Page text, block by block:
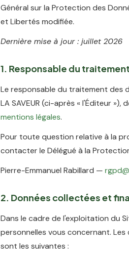
Général sur la Protection des
et Libertés modifiée.
Dernière mise à jour : juillet 2026
1. Responsable du traitement
Le responsable du traitement des
LA SAVEUR (ci-après « l'Éditeur
mentions légales.
Pour toute question relative à la
contacter le Délégué à la
Pierre-Emmanuel Rabillard —
2. Données collectées et
Dans le cadre de l'exploitation du
personnelles vous concernant.
sont les suivantes :